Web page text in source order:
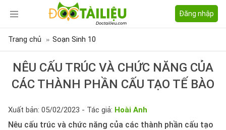
Đăng nhập
Trang chủ Soạn Sinh 10
NÊU CẤU TRÚC VÀ CHỨC NĂNG CỦA
CÁC THÀNH PHẦN CẤU TẠO TẾ BÀO
Xuất bản: 05/02/2023 - Tác giả: Hoài Anh
Nêu cấu trúc và chức năng của các thành phần cấu tạo